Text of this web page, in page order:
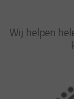
Wij helpen